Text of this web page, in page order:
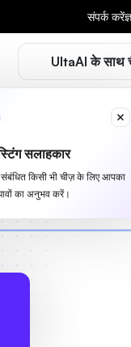
संपर्क करें
UltaAI के साथ
सलाहकार
संबंधित किसी भी चीज़ के लिए आपका
का अनुभव करें।